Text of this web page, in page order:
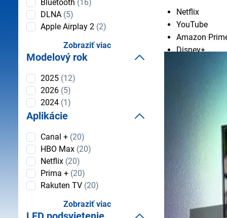
Netflix
YouTube
Amazon
Disney+
Skylink Live TV
ČT iVysílání
a mnohé
Bluetooth (16)
DLNA (5)
Apple Airplay 2 (2)
Zobraziť viac
Modelový rok
Modelový
rok
2025 (12)
2026 (5)
2024 (1)
Aplikácie
Aplikácie
Canal + (20)
HBO Max (20)
Netflix (20)
Prima + (20)
Rakuten TV (20)
Zobraziť viac